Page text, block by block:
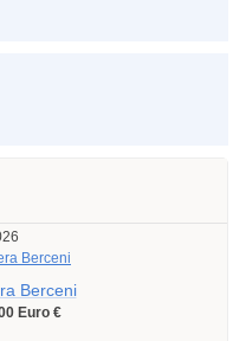
Berceni
Euro €